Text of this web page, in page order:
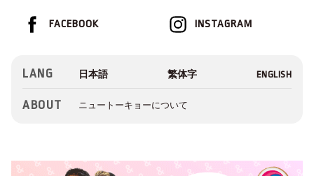
INSTAGRAM
FACEBOOK
LANG
ABOUT ニュートーキョーについて